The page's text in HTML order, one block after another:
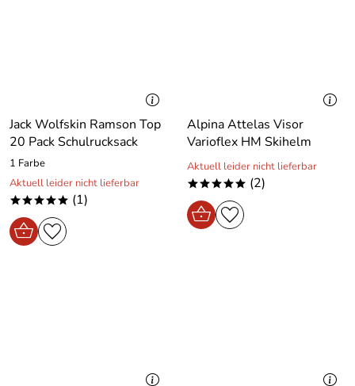
Jack Wolfskin Ramson Top
20 Pack Schulrucksack
1 Farbe
Aktuell leider nicht lieferbar
***** (1)
Alpina Attelas Visor
Varioflex HM Skihelm
Aktuell leider nicht lieferbar
***** (2)